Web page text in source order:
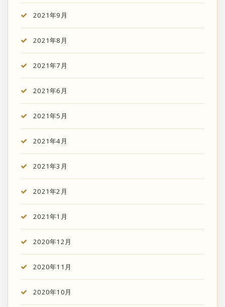
2021年9月
2021年8月
2021年7月
2021年6月
2021年5月
2021年4月
2021年3月
2021年2月
2021年1月
2020年12月
2020年11月
2020年10月